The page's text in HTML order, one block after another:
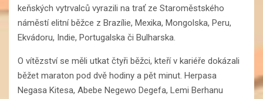
keňských vytrvalců vyrazili na trať ze Staroměstského
náměstí elitní běžce z Brazílie, Mexika, Mongolska, Peru,
Ekvádoru, Indie, Portugalska či Bulharska.
O vítězství se měli utkat čtyři běžci, kteří v kariéře dokázali
běžet maraton pod dvě hodiny a pět minut. Herpasa
Negasa Kitesa, Abebe Negewo Degefa, Lemi Berhanu